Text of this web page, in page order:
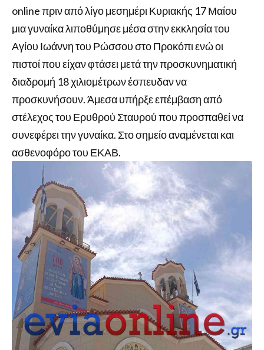
online πριν από λίγο μεσημέρι Κυριακής 17 Μαίου
μια γυναίκα λιποθύμησε μέσα στην εκκλησία του
Αγίου Ιωάννη του Ρώσσου στο Προκόπι ενώ οι
πιστοί που είχαν φτάσει μετά την προσκυνηματική
διαδρομή 18 χιλιομέτρων έσπευδαν να
προσκυνήσουν. Άμεσα υπήρξε επέμβαση από
στέλεχος του Ερυθρού Σταυρού που προσπαθεί να
συνεφέρει την γυναίκα. Στο σημείο αναμένεται και
ασθενοφόρο του ΕΚΑΒ.